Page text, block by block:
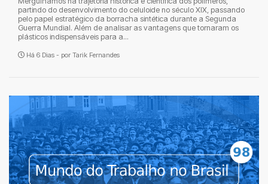
partindo do desenvolvimento do celuloide no século XIX, passando
pelo papel estratégico da borracha sintética durante a Segunda
Guerra Mundial. Além de analisar as vantagens que tornaram os
plásticos indispensáveis para a...
Há 6 Dias - por Tarik Fernandes